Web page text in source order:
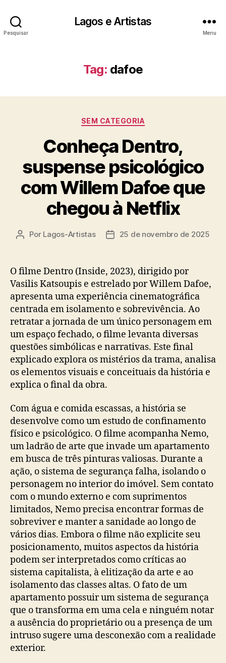
Pesquisar
Lagos e Artistas
Menu
Tag: dafoe
Categorias
SEM CATEGORIA
Conheça Dentro,
suspense psicológico
com Willem Dafoe que
chegou à Netflix
Autor
Por Lagos-Artistas
Data25 de novembro de 2025
O filme Dentro (Inside, 2023), dirigido por
Vasilis Katsoupis e estrelado por Willem Dafoe,
apresenta uma experiência cinematográfica
centrada em isolamento e sobrevivência. Ao
retratar a jornada de um único personagem em
um espaço fechado, o filme levanta diversas
questões simbólicas e narrativas. Este final
explicado explora os mistérios da trama, analisa
os elementos visuais e conceituais da história e
explica o final da obra.
Com água e comida escassas, a história se
desenvolve como um estudo de confinamento
físico e psicológico. O filme acompanha Nemo,
um ladrão de arte que invade um apartamento
em busca de três pinturas valiosas. Durante a
ação, o sistema de segurança falha, isolando o
personagem no interior do imóvel. Sem contato
com o mundo externo e com suprimentos
limitados, Nemo precisa encontrar formas de
sobreviver e manter a sanidade ao longo de
vários dias. Embora o filme não explicite seu
posicionamento, muitos aspectos da história
podem ser interpretados como críticas ao
sistema capitalista, à elitização da arte e ao
isolamento das classes altas. O fato de um
apartamento possuir um sistema de segurança
que o transforma em uma cela e ninguém notar
a ausência do proprietário ou a presença de um
intruso sugere uma desconexão com a realidade
exterior.